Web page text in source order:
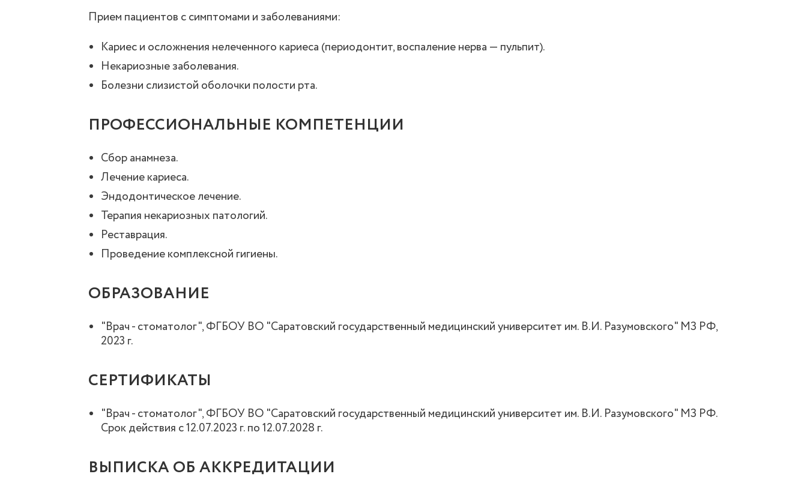
Прием пациентов с симптомами и заболеваниями:
Кариес и осложнения нелеченного кариеса (периодонтит, воспаление нерва — пульпит).
Некариозные заболевания.
Болезни слизистой оболочки полости рта.
ПРОФЕССИОНАЛЬНЫЕ КОМПЕТЕНЦИИ
Сбор анамнеза.
Лечение кариеса.
Эндодонтическое лечение.
Терапия некариозных патологий.
Реставрация.
Проведение комплексной гигиены.
ОБРАЗОВАНИЕ
"Врач - стоматолог", ФГБОУ ВО "Саратовский государственный медицинский университет им. В.И. Разумовского" МЗ РФ,
2023 г.
СЕРТИФИКАТЫ
"Врач - стоматолог", ФГБОУ ВО "Саратовский государственный медицинский университет им. В.И. Разумовского" МЗ РФ.
Срок действия с 12.07.2023 г. по 12.07.2028 г.
ВЫПИСКА ОБ АККРЕДИТАЦИИ